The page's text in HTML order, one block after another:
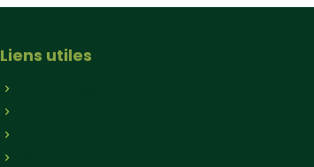
Liens utiles